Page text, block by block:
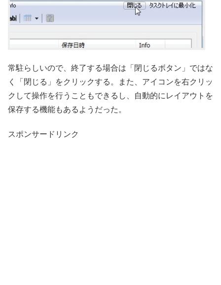
常駐らしいので、終了する場合は「閉じるボタン」ではな
く「閉じる」をクリックする。また、アイコンを右クリッ
クして操作を行うこともできるし、自動的にレイアウトを
保存する機能もあるようだった。
スポンサードリンク